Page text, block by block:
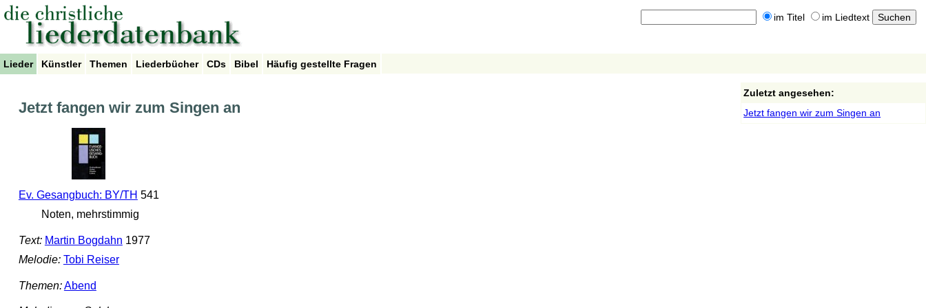
im Titel im Liedtext
Lieder Künstler Themen Liederbücher CDs Bibel Häufig gestellte Fragen
Jetzt fangen wir zum Singen an
Ev. Gesangbuch: BY/TH 541
Noten, mehrstimmig
Text: Martin Bogdahn 1977
Melodie: Tobi Reiser
Themen:Abend
Zuletzt angesehen:
Jetzt fangen wir zum Singen an